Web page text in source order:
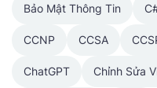
Bảo Mật Thông Tin
CCNP CCSA
ChatGPT Chỉnh Sửa